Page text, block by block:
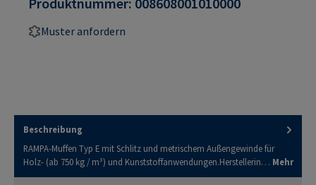
Muster anfordern
Beschreibung
RAMPA-Muffen Typ E mit Schlitz und metrischem Außengewinde für
Holz- (ab 750 kg / m³) und Kunststoffanwendungen.Herstellerin… Mehr